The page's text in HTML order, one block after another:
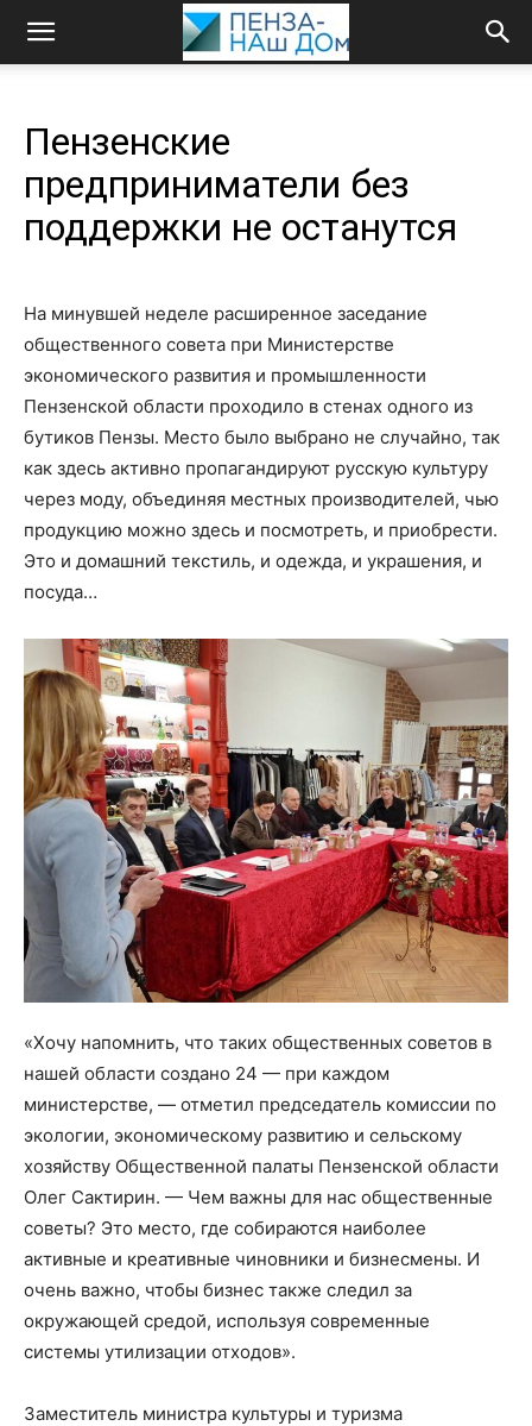
Пензенские
предприниматели без
поддержки не останутся
На минувшей неделе расширенное заседание
общественного совета при Министерстве
экономического развития и промышленности
Пензенской области проходило в стенах одного из
бутиков Пензы. Место было выбрано не случайно, так
как здесь активно пропагандируют русскую культуру
через моду, объединяя местных производителей, чью
продукцию можно здесь и посмотреть, и приобрести.
Это и домашний текстиль, и одежда, и украшения, и
посуда…
«Хочу напомнить, что таких общественных советов в
нашей области создано 24 — при каждом
министерстве, — отметил председатель комиссии по
экологии, экономическому развитию и сельскому
хозяйству Общественной палаты Пензенской области
Олег Сактирин. — Чем важны для нас общественные
советы? Это место, где собираются наиболее
активные и креативные чиновники и бизнесмены. И
очень важно, чтобы бизнес также следил за
окружающей средой, используя современные
системы утилизации отходов».
Заместитель министра культуры и туризма